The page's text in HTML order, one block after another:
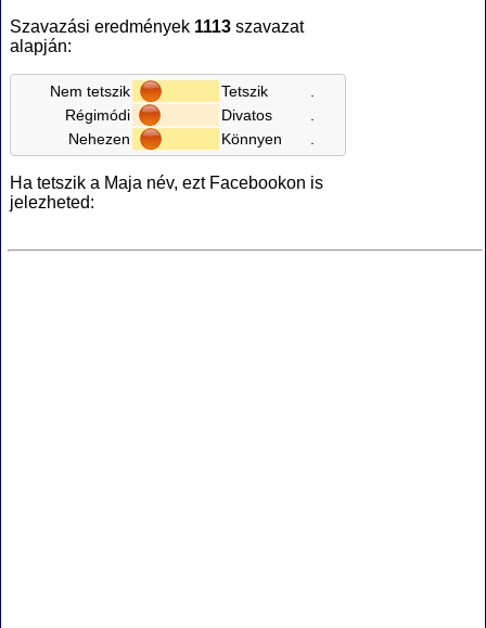
Szavazási eredmények 1113 szavazat
alapján:
Nem tetszik Tetszik
Régimódi
Divatos
Nehezen
Könnyen
Ha tetszik a Maja név, ezt Facebookon is
jelezheted: